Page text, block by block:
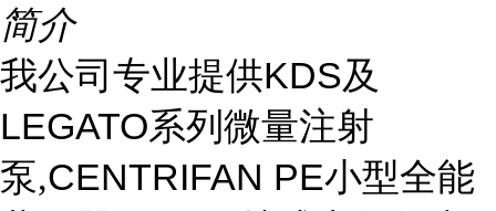
简介
我公司专业提供KDS及
LEGATO系列微量注射
泵,CENTRIFAN PE小型全能